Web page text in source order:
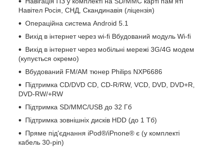
Навітел Росія, СНД, Скандинавія (ліцензія)
Операційна система Android 5.1
Вихід в інтернет через wi-fi Вбудований модуль Wi-fi
Вихід в інтернет через мобільні мережі 3G/4G модем
(купується окремо)
Вбудований FM/AM тюнер Philips NXP6686
Підтримка CD/DVD CD, CD-R/RW, VCD, DVD, DVD+R,
DVD-RW/+RW
Підтримка SD/MMC/USB до 32 Гб
Підтримка зовнішніх дисків HDD (до 1 Тб)
Пряме під'єднання iPod®/iPnone® є (у комплекті
кабель 30-pin)